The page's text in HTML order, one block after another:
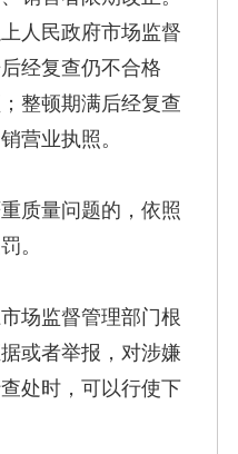
人民政府市场监督
经复查仍不合格
整顿期满后经复查
营业执照。
量问题的，依照
。
监督管理部门根
或者举报，对涉嫌
处时，可以行使下